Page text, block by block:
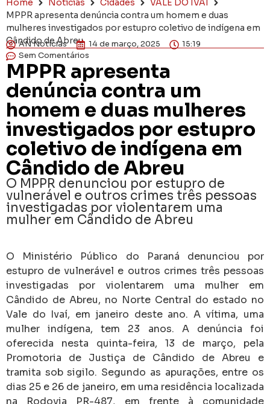
Home Notícias Cidades
VALE DO IVAÍ
MPPR apresenta denúncia contra um homem e duas
mulheres investigados por estupro coletivo de indígena em
Cândido de Abreu
AN Notícias 14 de março, 2025
15:19
Sem Comentários
MPPR apresenta
denúncia contra um
homem e duas mulheres
investigados por estupro
coletivo de indígena em
Cândido de Abreu
O MPPR denunciou por estupro de
vulnerável e outros crimes três pessoas
investigadas por violentarem uma
mulher em Cândido de Abreu
O Ministério Público do Paraná denunciou por
estupro de vulnerável e outros crimes três pessoas
investigadas por violentarem uma mulher em
Cândido de Abreu, no Norte Central do estado no
Vale do Ivaí, em janeiro deste ano. A vítima, uma
mulher indígena, tem 23 anos. A denúncia foi
oferecida nesta quinta-feira, 13 de março, pela
Promotoria de Justiça de Cândido de Abreu e
tramita sob sigilo. Segundo as apurações, entre os
dias 25 e 26 de janeiro, em uma residência localizada
na Rodovia PR-487, em frente à comunidade